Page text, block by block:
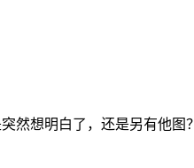
然想明白了，还是另有他图？